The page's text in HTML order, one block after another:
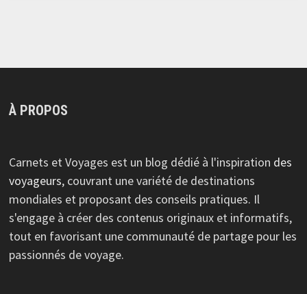
À PROPOS
Carnets et Voyages est un blog dédié à l'inspiration des
voyageurs, couvrant une variété de destinations
mondiales et proposant des conseils pratiques. Il
s'engage à créer des contenus originaux et informatifs,
tout en favorisant une communauté de partage pour les
passionnés de voyage.